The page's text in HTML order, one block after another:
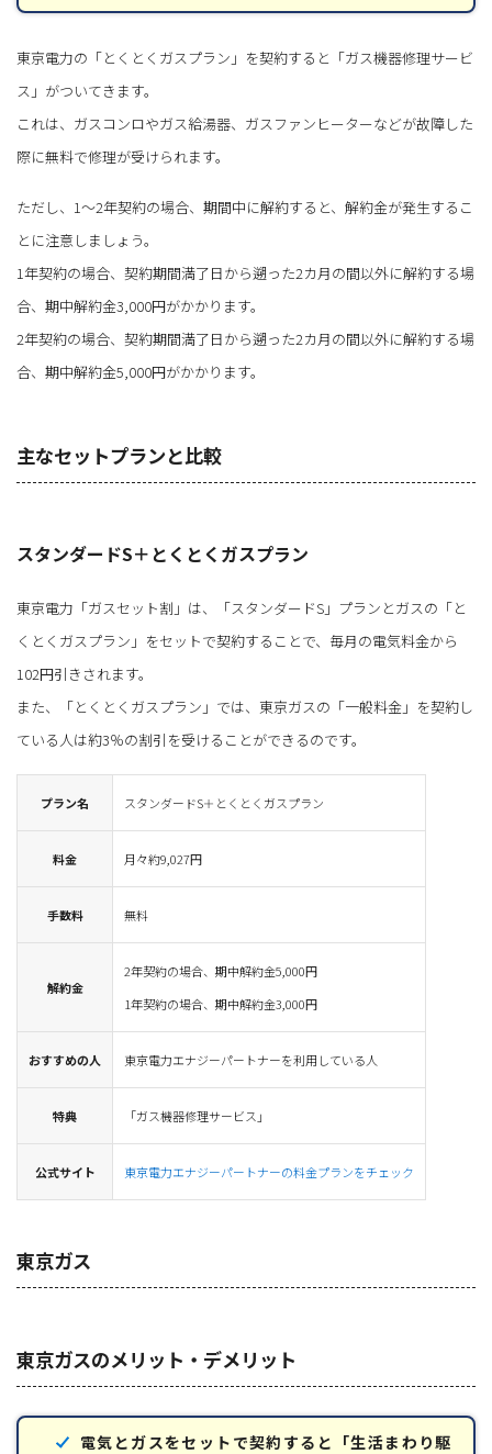
東京電力の「とくとくガスプラン」を契約すると「ガス機器修理サービ
ス」がついてきます。
これは、ガスコンロやガス給湯器、ガスファンヒーターなどが故障した
際に無料で修理が受けられます。
ただし、1～2年契約の場合、期間中に解約すると、解約金が発生するこ
とに注意しましょう。
1年契約の場合、契約期間満了日から遡った2カ月の間以外に解約する場
合、期中解約金3,000円がかかります。
2年契約の場合、契約期間満了日から遡った2カ月の間以外に解約する場
合、期中解約金5,000円がかかります。
主なセットプランと比較
スタンダードS＋とくとくガスプラン
東京電力「ガスセット割」は、「スタンダードS」プランとガスの「と
くとくガスプラン」をセットで契約することで、毎月の電気料金から
102円引きされます。
また、「とくとくガスプラン」では、東京ガスの「一般料金」を契約し
ている人は約3％の割引を受けることができるのです。
プラン名 スタンダードS＋とくとくガスプラン
料金 月々約9,027円
手数料 無料
解約金
2年契約の場合、期中解約金5,000円
1年契約の場合、期中解約金3,000円
おすすめの人 東京電力エナジーパートナーを利用している人
特典 「ガス機器修理サービス」
公式サイト 東京電力エナジーパートナーの料金プランをチェック
東京ガス
東京ガスのメリット・デメリット
電気とガスをセットで契約すると「生活まわり駆